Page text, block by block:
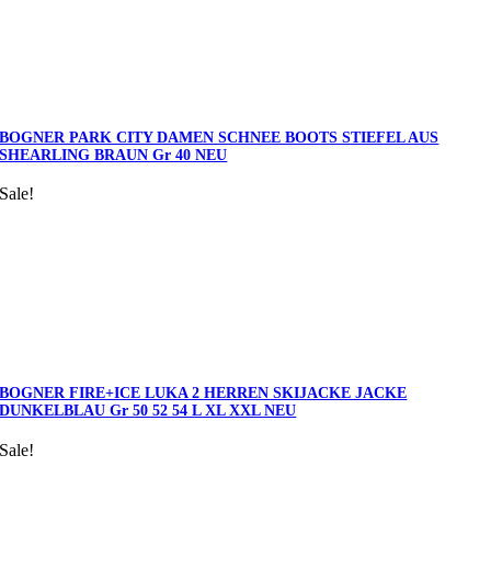
BOGNER PARK CITY DAMEN SCHNEE BOOTS STIEFEL AUS
SHEARLING BRAUN Gr 40 NEU
Sale!
BOGNER FIRE+ICE LUKA 2 HERREN SKIJACKE JACKE
DUNKELBLAU Gr 50 52 54 L XL XXL NEU
Sale!